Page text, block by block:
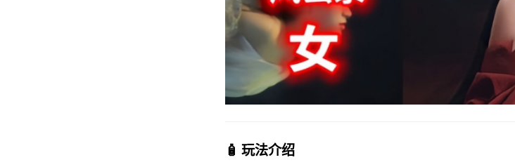
🧴 玩法介绍